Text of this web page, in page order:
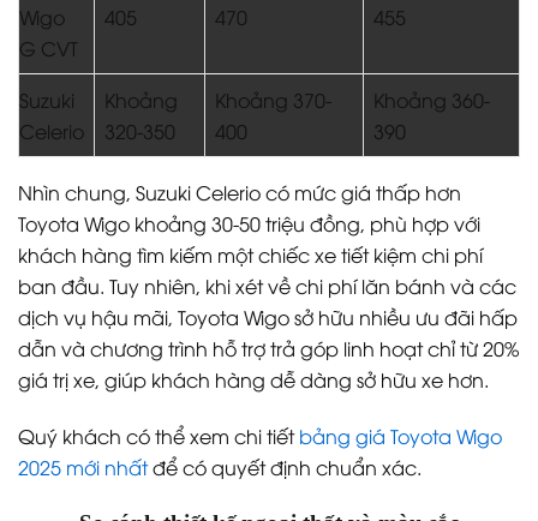
Wigo
G CVT
405 470 455
Suzuki
Celerio
Khoảng
320-350
Khoảng 370-
400
Khoảng 360-
390
Nhìn chung, Suzuki Celerio có mức giá thấp hơn
Toyota Wigo khoảng 30-50 triệu đồng, phù hợp với
khách hàng tìm kiếm một chiếc xe tiết kiệm chi phí
ban đầu. Tuy nhiên, khi xét về chi phí lăn bánh và các
dịch vụ hậu mãi, Toyota Wigo sở hữu nhiều ưu đãi hấp
dẫn và chương trình hỗ trợ trả góp linh hoạt chỉ từ 20%
giá trị xe, giúp khách hàng dễ dàng sở hữu xe hơn.
Quý khách có thể xem chi tiếtbảng giá Toyota Wigo
2025 mới nhấtđể có quyết định chuẩn xác.